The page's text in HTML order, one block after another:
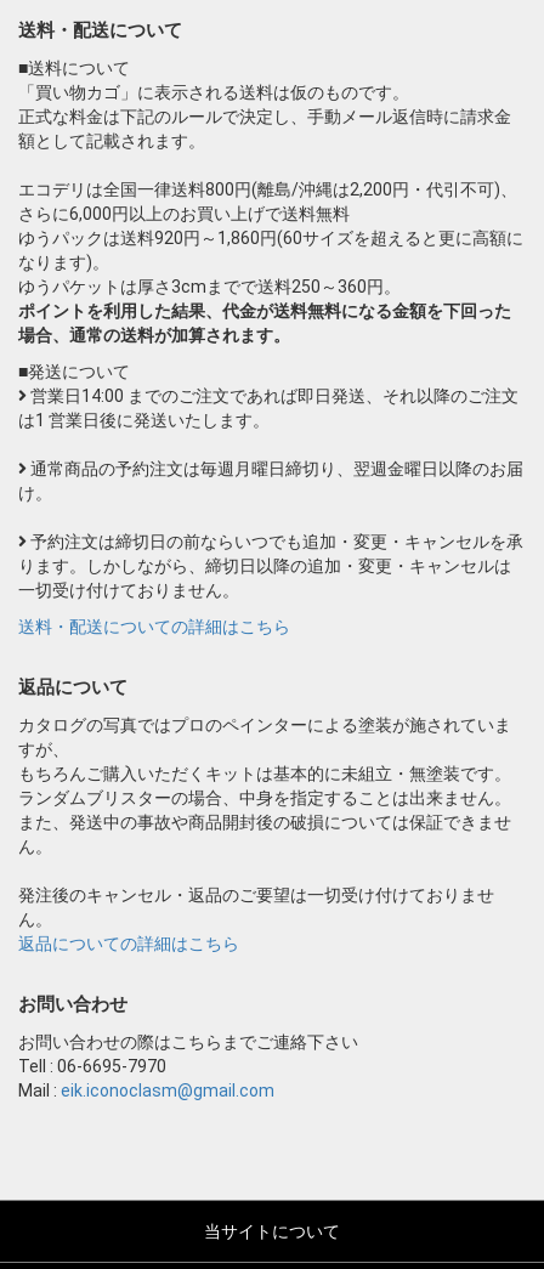
送料・配送について
■送料について
「買い物カゴ」に表示される送料は仮のものです。
正式な料金は下記のルールで決定し、手動メール返信時に請求金
額として記載されます。
エコデリは全国一律送料800円(離島/沖縄は2,200円・代引不可)、
さらに6,000円以上のお買い上げで送料無料
ゆうパックは送料920円～1,860円(60サイズを超えると更に高額に
なります)。
ゆうパケットは厚さ3cmまでで送料250～360円。
ポイントを利用した結果、代金が送料無料になる金額を下回った
場合、通常の送料が加算されます。
■発送について
営業日14:00 までのご注文であれば即日発送、それ以降のご注文
は1 営業日後に発送いたします。
通常商品の予約注文は毎週月曜日締切り、翌週金曜日以降のお届
け。
予約注文は締切日の前ならいつでも追加・変更・キャンセルを承
ります。しかしながら、締切日以降の追加・変更・キャンセルは
一切受け付けておりません。
送料・配送についての詳細はこちら
返品について
カタログの写真ではプロのペインターによる塗装が施されていま
すが、
もちろんご購入いただくキットは基本的に未組立・無塗装です。
ランダムブリスターの場合、中身を指定することは出来ません。
また、発送中の事故や商品開封後の破損については保証できませ
ん。
発注後のキャンセル・返品のご要望は一切受け付けておりませ
ん。
返品についての詳細はこちら
お問い合わせ
お問い合わせの際はこちらまでご連絡下さい
Tell : 06-6695-7970
Mail : eik.iconoclasm@gmail.com
当サイトについて